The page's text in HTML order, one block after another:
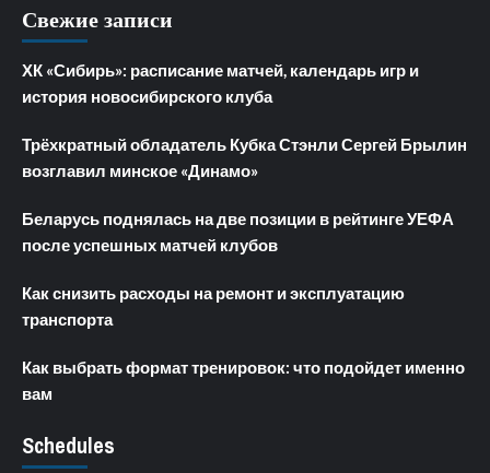
Свежие записи
ХК «Сибирь»: расписание матчей, календарь игр и
история новосибирского клуба
Трёхкратный обладатель Кубка Стэнли Сергей Брылин
возглавил минское «Динамо»
Беларусь поднялась на две позиции в рейтинге УЕФА
после успешных матчей клубов
Как снизить расходы на ремонт и эксплуатацию
транспорта
Как выбрать формат тренировок: что подойдет именно
вам
Schedules